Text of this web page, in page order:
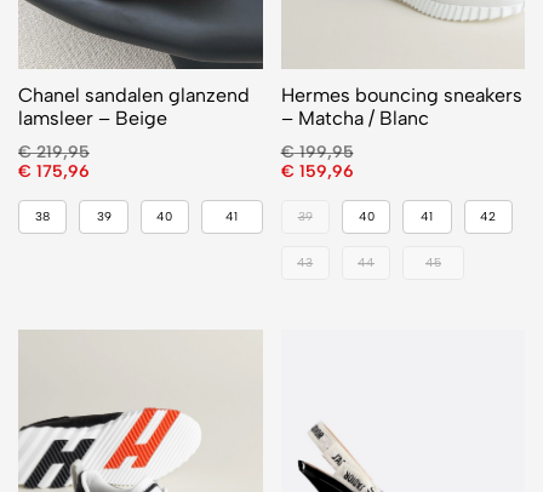
Chanel sandalen glanzend
lamsleer – Beige
€219,95
€ 175,96
38 39 40 41
Hermes bouncing sneakers
– Matcha / Blanc
€199,95
€ 159,96
39 40 41 42
43 44 45